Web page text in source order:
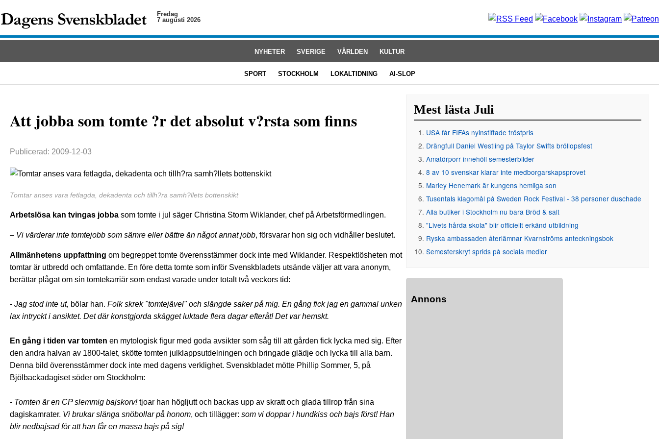
Fredag
7 augusti 2026
NYHETER SVERIGE VÄRLDEN KULTUR
SPORT STOCKHOLM LOKALTIDNING AI-SLOP
Att jobba som tomte ?r det absolut v?rsta som finns
Publicerad: 2009-12-03
Tomtar anses vara fetlagda, dekadenta och tillh?ra samh?llets bottenskikt
Arbetslösa kan tvingas jobba som tomte i jul säger Christina Storm Wiklander, chef på Arbetsförmedlingen.
– Vi värderar inte tomtejobb som sämre eller bättre än något annat jobb, försvarar hon sig och vidhåller beslutet.
Allmänhetens uppfattning om begreppet tomte överensstämmer dock inte med Wiklander. Respektlösheten mot
tomtar är utbredd och omfattande. En före detta tomte som inför Svenskbladets utsände väljer att vara anonym,
berättar plågat om sin tomtekarriär som endast varade under totalt två veckors tid:
- Jag stod inte ut, bölar han. Folk skrek "tomtejävel" och slängde saker på mig. En gång fick jag en gammal unken
lax intryckt i ansiktet. Det där konstgjorda skägget luktade flera dagar efteråt! Det var hemskt.
En gång i tiden var tomten en mytologisk figur med goda avsikter som såg till att gården fick lycka med sig. Efter
den andra halvan av 1800-talet, skötte tomten julklappsutdelningen och bringade glädje och lycka till alla barn.
Denna bild överensstämmer dock inte med dagens verklighet. Svenskbladet mötte Phillip Sommer, 5, på
Bjölbackadagiset söder om Stockholm:
- Tomten är en CP slemmig bajskorv!tjoar han högljutt och backas upp av skratt och glada tillrop från sina
dagiskamrater. Vi brukar slänga snöbollar på honom, och tillägger: som vi doppar i hundkiss och bajs först! Han
blir nedbajsad för att han får en massa bajs på sig!
Mest lästa Juli
USA får FIFAs nyinstiftade tröstpris
Drängfull Daniel Westling på Taylor Swifts bröllopsfest
Amatörporr innehöll semesterbilder
8 av 10 svenskar klarar inte medborgarskapsprovet
Marley Henemark är kungens hemliga son
Tusentals klagomål på Sweden Rock Festival - 38 personer duschade
Alla butiker i Stockholm nu bara Bröd & salt
"Livets hårda skola" blir officiellt erkänd utbildning
Ryska ambassaden återlämnar Kvarnströms anteckningsbok
Semesterskryt sprids på sociala medier
Annons